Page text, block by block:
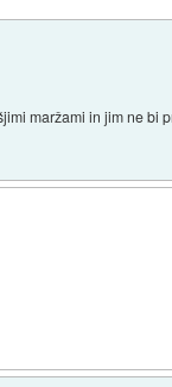
maržami in jim ne bi